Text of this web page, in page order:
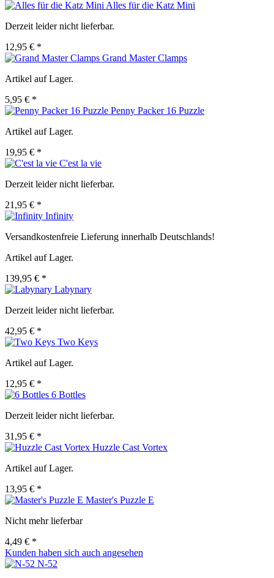
Alles für die Katz Mini
Derzeit leider nicht lieferbar.
12,95 € *
Grand Master Clamps
Artikel auf Lager.
5,95 € *
Penny Packer 16 Puzzle
Artikel auf Lager.
19,95 € *
C'est la vie
Derzeit leider nicht lieferbar.
21,95 € *
Infinity
Versandkostenfreie Lieferung innerhalb Deutschlands!
Artikel auf Lager.
139,95 € *
Labynary
Derzeit leider nicht lieferbar.
42,95 € *
Two Keys
Artikel auf Lager.
12,95 € *
6 Bottles
Derzeit leider nicht lieferbar.
31,95 € *
Huzzle Cast Vortex
Artikel auf Lager.
13,95 € *
Master's Puzzle E
Nicht mehr lieferbar
4,49 € *
Kunden haben sich auch angesehen
N-52